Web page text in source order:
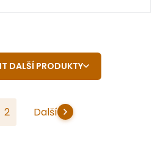
DALŠÍ PRODUKTY
2 Další